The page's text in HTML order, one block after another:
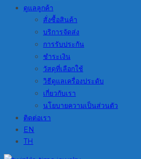
ดูแลลูกค้า
สั่งซื้อสินค้า
บริการจัดส่ง
การรับประกัน
ชำระเงิน
วัสดุที่เลือกใช้
วิธีดูแลเครื่องประดับ
เกี่ยวกับเรา
นโยบายความเป็นส่วนตัว
ติดต่อเรา
EN
TH